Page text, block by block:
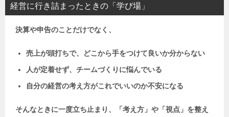
経営に行き詰まったときの「学び場」
決算や申告のことだけでなく、
売上が頭打ちで、どこから手をつけて良いか分からない
人が定着せず、チームづくりに悩んでいる
自分の経営の考え方がこれでいいのか不安になる
そんなときに一度立ち止まり、「考え方」や「視点」を整え